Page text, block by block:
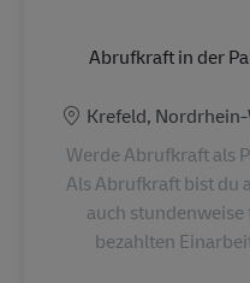
Abrufkraft in der
Krefeld,
Werde Abrufkraft als
Als Abrufkraft bist du
auch
bezahlten